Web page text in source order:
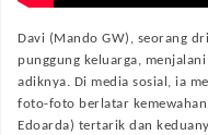
Davi (Mando GW), seorang
punggung keluarga,
adiknya. Di media sosial, ia
foto-foto berlatar
Edoarda) tertarik dan